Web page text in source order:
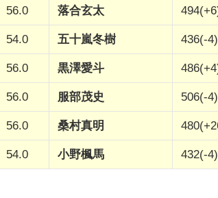
56.0 落合玄太
54.0 五十嵐冬樹 436(-4)
56.0 黒澤愛斗
56.0 服部茂史 506(-4)
56.0 桑村真明
54.0 小野楓馬 432(-4)